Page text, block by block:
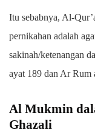
Itu sebabnya, Al-
pernikahan adalah
sakinah/ketenangan
ayat 189 dan Ar Rum
Al Mukmin
Ghazali